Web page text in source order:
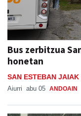
Bus zerbitzua
honetan
SAN ESTEBAN
Aiurri abu 05 ANDOAIN